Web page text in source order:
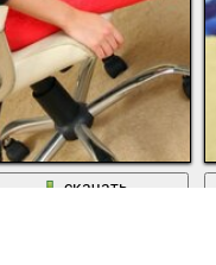
скачать